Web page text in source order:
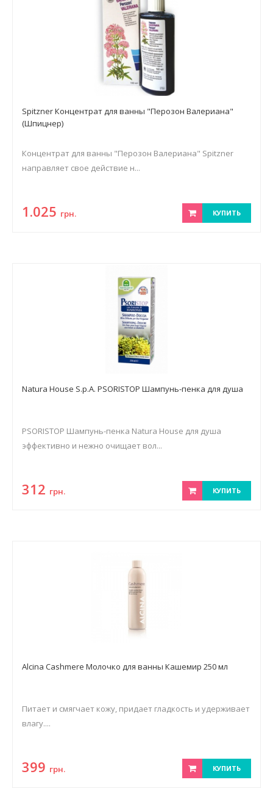
Spitzner Концентрат для ванны "Перозон Валериана"
(Шпицнер)
Концентрат для ванны "Перозон Валериана" Spitzner
направляет свое действие н...
1.025 грн. КУПИТЬ
Natura House S.p.A. PSORISTOP Шампунь-пенка для душа
PSORISTOP Шампунь-пенка Natura House для душа
эффективно и нежно очищает вол...
312 грн. КУПИТЬ
Alcina Cashmere Молочко для ванны Кашемир 250 мл
Питает и смягчает кожу, придает гладкость и удерживает
влагу....
399 грн. КУПИТЬ